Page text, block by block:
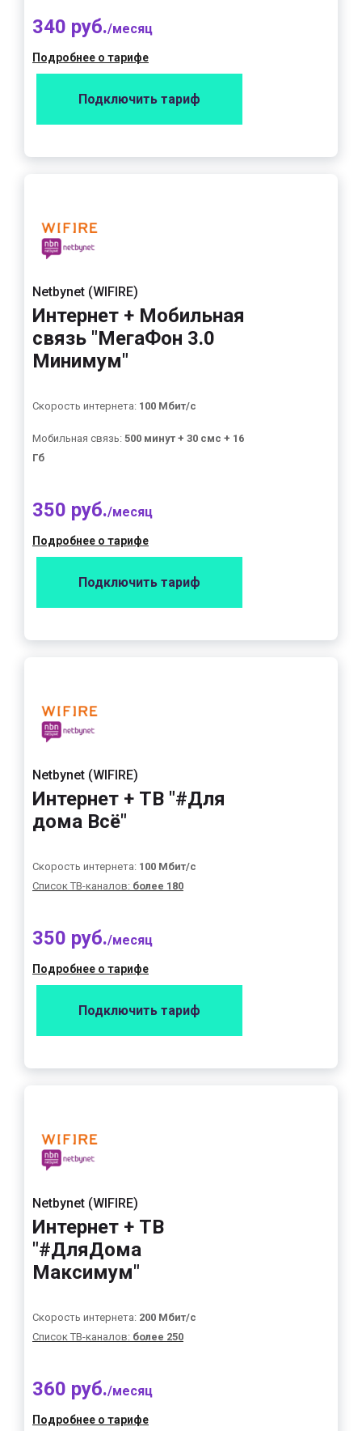
340 руб./месяц
Подробнее о тарифе
Подключить тариф
Netbynet (WIFIRE)
Интернет + Мобильная
связь "МегаФон 3.0
Минимум"
Скорость интернета: 100 Мбит/с
Мобильная связь: 500 минут + 30 смс + 16
Гб
350 руб./месяц
Подробнее о тарифе
Подключить тариф
Netbynet (WIFIRE)
Интернет + ТВ "#Для
дома Всё"
Скорость интернета: 100 Мбит/с
Список ТВ-каналов: более 180
350 руб./месяц
Подробнее о тарифе
Подключить тариф
Netbynet (WIFIRE)
Интернет + ТВ
"#ДляДома
Максимум"
Скорость интернета: 200 Мбит/с
Список ТВ-каналов: более 250
360 руб./месяц
Подробнее о тарифе